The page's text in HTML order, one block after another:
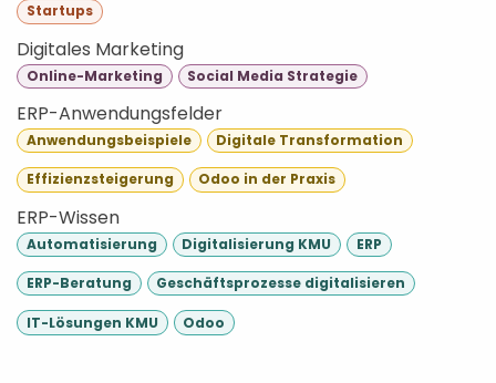
Startups
Digitales Marketing
Online-Marketing Social Media Strategie
ERP-Anwendungsfelder
Anwendungsbeispiele Digitale Transformation
Effizienzsteigerung Odoo in der Praxis
ERP-Wissen
Automatisierung Digitalisierung KMU ERP
ERP-Beratung Geschäftsprozesse digitalisieren
IT-Lösungen KMU Odoo